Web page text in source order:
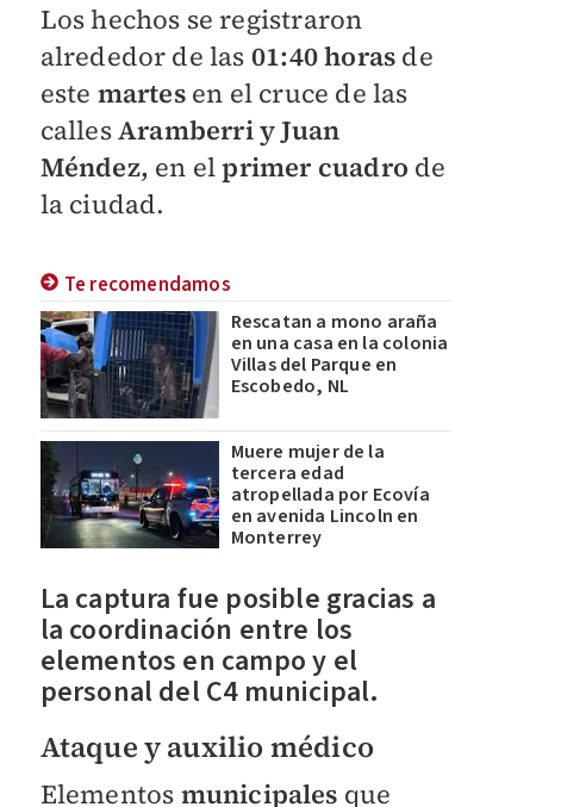
Los hechos se registraron
alrededor de las 01:40 horas de
este martes en el cruce de las
callesAramberri y Juan
Méndez, en elprimer cuadro de
la ciudad.
Te recomendamos
Rescatan a mono araña
en una casa en la colonia
Villas del Parque en
Escobedo, NL
Muere mujer de la
tercera edad
atropellada por Ecovía
en avenida Lincoln en
Monterrey
La captura fue posible gracias a
la coordinación entre los
elementos en campo y el
personal del C4 municipal.
Ataque y auxilio médico
Elementos municipales que